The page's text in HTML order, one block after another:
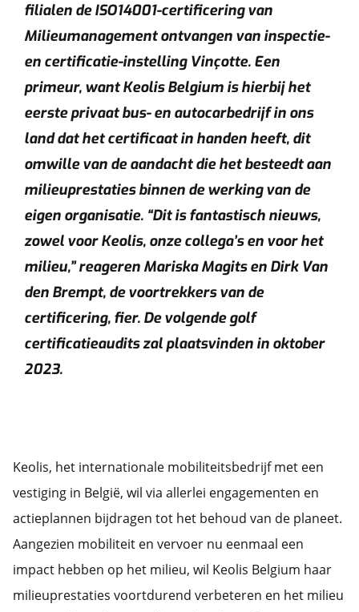
filialen de ISO14001-certificering van
Milieumanagement ontvangen van inspectie-
en certificatie-instelling Vinçotte. Een
primeur, want Keolis Belgium is hierbij het
eerste privaat bus- en autocarbedrijf in ons
land dat het certificaat in handen heeft, dit
omwille van de aandacht die het besteedt aan
milieuprestaties binnen de werking van de
eigen organisatie. “Dit is fantastisch nieuws,
zowel voor Keolis, onze collega’s en voor het
milieu,” reageren Mariska Magits en Dirk Van
den Brempt, de voortrekkers van de
certificering, fier. De volgende golf
certificatieaudits zal plaatsvinden in oktober
2023.
Keolis, het internationale mobiliteitsbedrijf met een
vestiging in België, wil via allerlei engagementen en
actieplannen bijdragen tot het behoud van de planeet.
Aangezien mobiliteit en vervoer nu eenmaal een
impact hebben op het milieu, wil Keolis Belgium haar
milieuprestaties voortdurend verbeteren en het milieu